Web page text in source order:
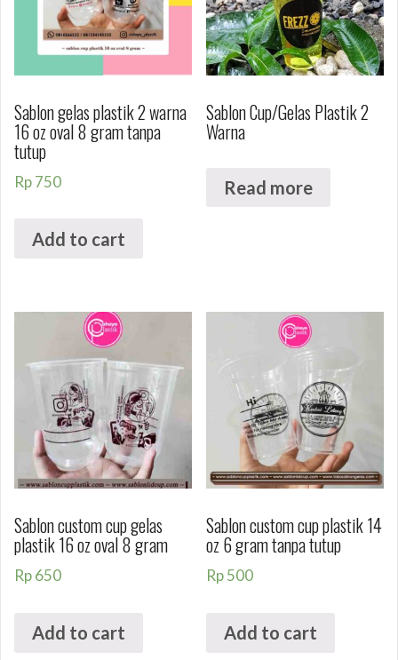
Sablon gelas plastik 2 warna
16 oz oval 8 gram tanpa
tutup
Rp750
Add to cart
Sablon Cup/Gelas Plastik 2
Warna
Read more
Sablon custom cup gelas
plastik 16 oz oval 8 gram
Rp650
Add to cart
Sablon custom cup plastik 14
oz 6 gram tanpa tutup
Rp500
Add to cart